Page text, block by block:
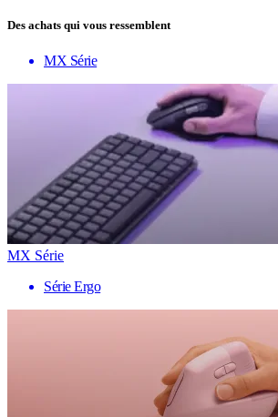
Des achats qui vous ressemblent
MX Série
MX Série
Série Ergo